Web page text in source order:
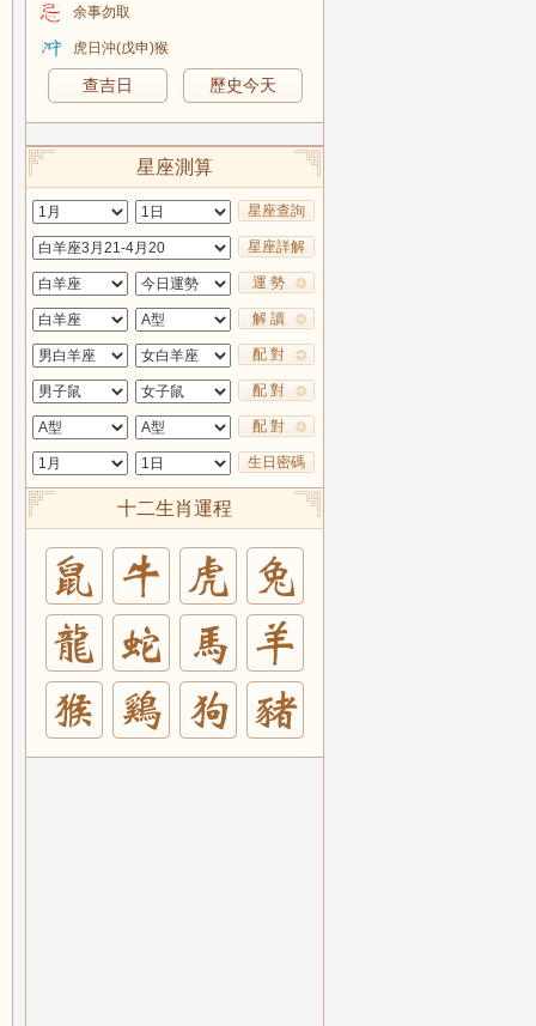
余事勿取
虎日沖(戊申)猴
查吉日 歷史今天
星座測算
星座查詢
星座詳解
運 勢
解 讀
配 對
配 對
配 對
生日密碼
十二生肖運程